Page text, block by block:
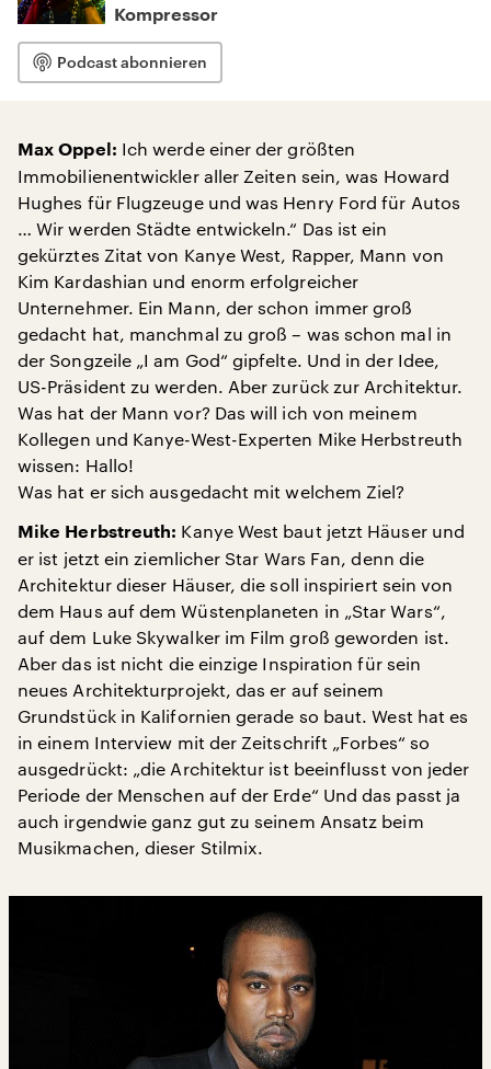
Kompressor
Podcast abonnieren
Max Oppel: Ich werde einer der größten
Immobilienentwickler aller Zeiten sein, was Howard
Hughes für Flugzeuge und was Henry Ford für Autos
… Wir werden Städte entwickeln.“ Das ist ein
gekürztes Zitat von Kanye West, Rapper, Mann von
Kim Kardashian und enorm erfolgreicher
Unternehmer. Ein Mann, der schon immer groß
gedacht hat, manchmal zu groß – was schon mal in
der Songzeile „I am God“ gipfelte. Und in der Idee,
US-Präsident zu werden. Aber zurück zur Architektur.
Was hat der Mann vor? Das will ich von meinem
Kollegen und Kanye-West-Experten Mike Herbstreuth
wissen: Hallo!
Was hat er sich ausgedacht mit welchem Ziel?
Mike Herbstreuth: Kanye West baut jetzt Häuser und
er ist jetzt ein ziemlicher Star Wars Fan, denn die
Architektur dieser Häuser, die soll inspiriert sein von
dem Haus auf dem Wüstenplaneten in „Star Wars“,
auf dem Luke Skywalker im Film groß geworden ist.
Aber das ist nicht die einzige Inspiration für sein
neues Architekturprojekt, das er auf seinem
Grundstück in Kalifornien gerade so baut. West hat es
in einem Interview mit der Zeitschrift „Forbes“ so
ausgedrückt: „die Architektur ist beeinflusst von jeder
Periode der Menschen auf der Erde“ Und das passt ja
auch irgendwie ganz gut zu seinem Ansatz beim
Musikmachen, dieser Stilmix.